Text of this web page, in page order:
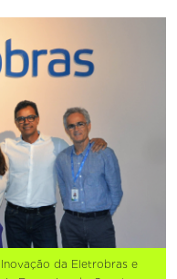
da Eletrobras e